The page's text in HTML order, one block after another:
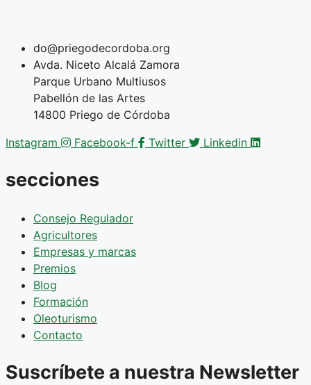
do@priegodecordoba.org
Avda. Niceto Alcalá Zamora
Parque Urbano Multiusos
Pabellón de las Artes
14800 Priego de Córdoba
Instagram
Facebook-f Twitter Linkedin
secciones
Consejo Regulador
Agricultores
Empresas y marcas
Premios
Blog
Formación
Oleoturismo
Contacto
Suscríbete a nuestra Newsletter